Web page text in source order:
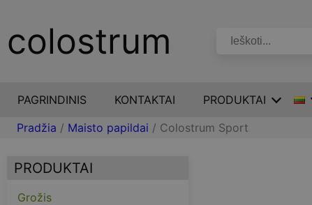
colostrum
PAGRINDINIS KONTAKTAI
PRODUKTAI
Pradžia / Maisto papildai / Colostrum Sport
PRODUKTAI
Grožis